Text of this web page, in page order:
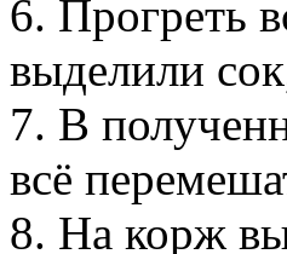
6. Прогреть
выделили
7. В
всё
8. На корж